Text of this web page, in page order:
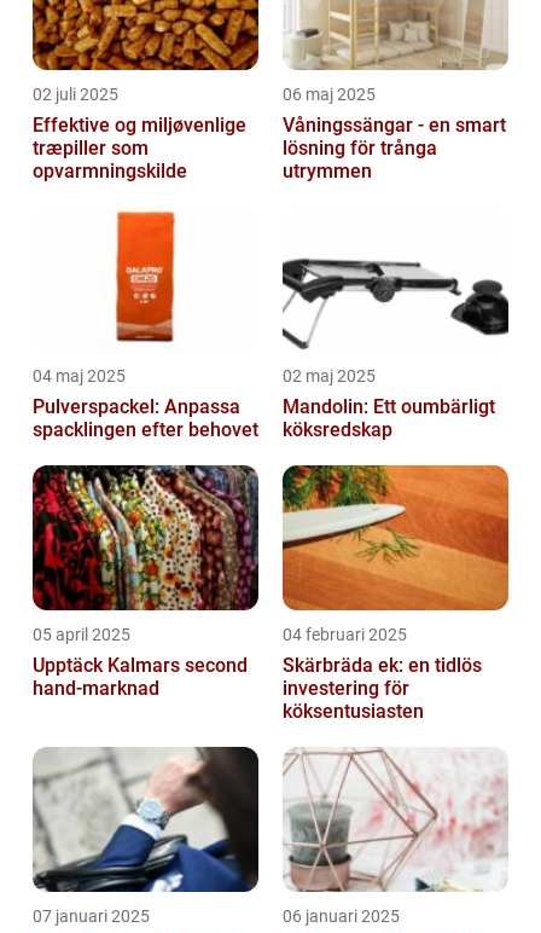
02 juli 2025
Effektive og miljøvenlige
træpiller som
opvarmningskilde
06 maj 2025
Våningssängar - en smart
lösning för trånga
utrymmen
04 maj 2025
Pulverspackel: Anpassa
spacklingen efter behovet
02 maj 2025
Mandolin: Ett oumbärligt
köksredskap
05 april 2025
Upptäck Kalmars second
hand-marknad
04 februari 2025
Skärbräda ek: en tidlös
investering för
köksentusiasten
07 januari 2025 06 januari 2025